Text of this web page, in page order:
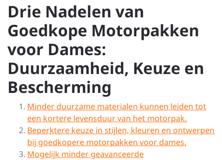
Drie Nadelen van
Goedkope Motorpakken
voor Dames:
Duurzaamheid, Keuze en
Bescherming
Minder duurzame materialen kunnen leiden tot
een kortere levensduur van het motorpak.
Beperktere keuze in stijlen, kleuren en ontwerpen
bij goedkopere motorpakken voor dames.
Mogelijk minder geavanceerde